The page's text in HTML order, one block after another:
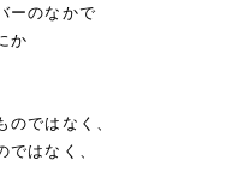
ーのなかで
か
ではなく、
はなく、